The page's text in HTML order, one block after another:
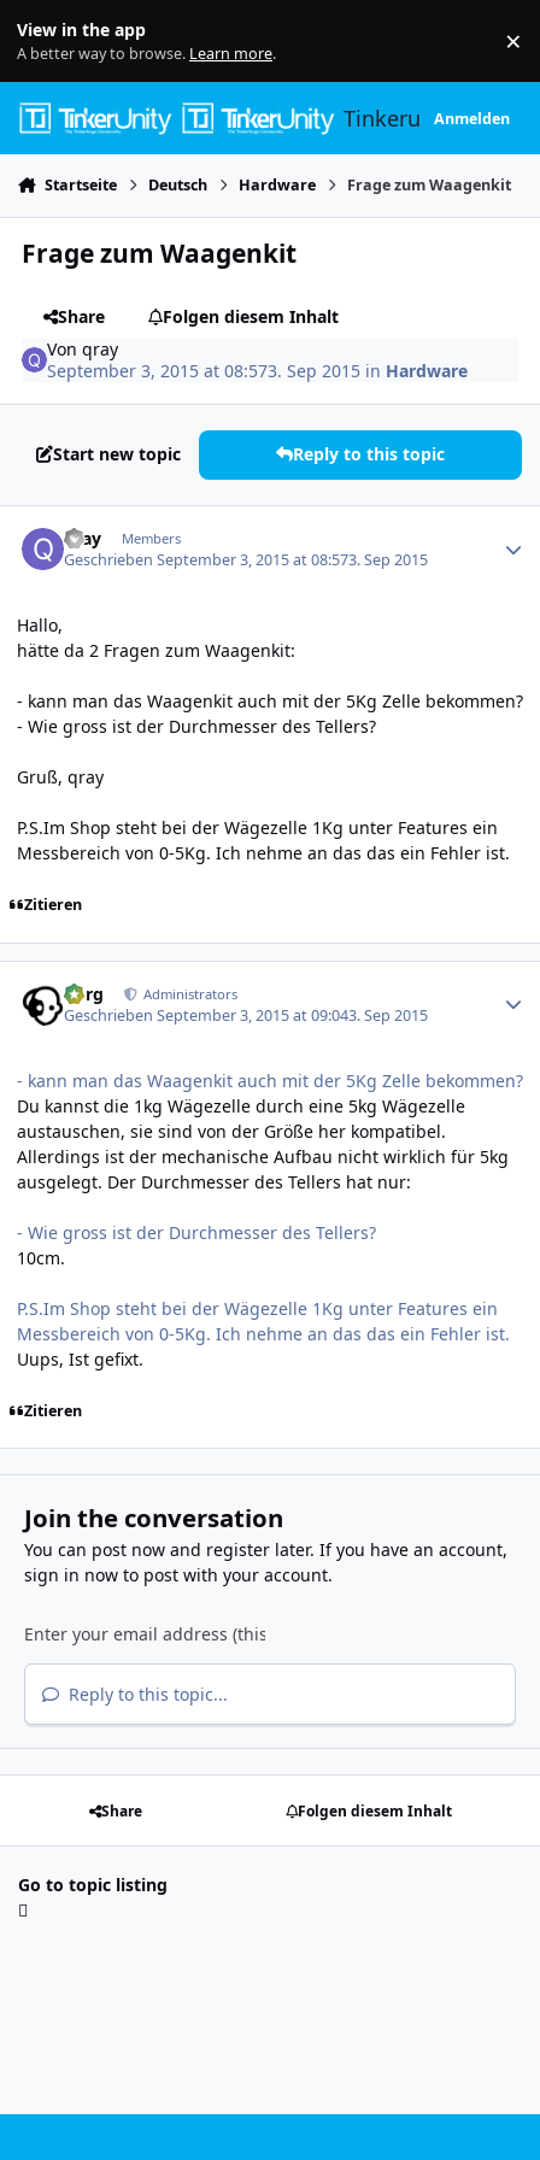
View in the app
A better way to browse. Learn more. ×
TinkerunityAnmelden
Startseite Deutsch Hardware Frage zum Waagenkit
Frage zum Waagenkit
Share
Folgen diesem Inhalt
Vonqray
September 3, 2015 at 08:573. Sep 2015 in Hardware
Start new topic Reply to this topic
qray Members
GeschriebenSeptember 3, 2015 at 08:573. Sep 2015
Hallo,
hätte da 2 Fragen zum Waagenkit:
- kann man das Waagenkit auch mit der 5Kg Zelle bekommen?
- Wie gross ist der Durchmesser des Tellers?
Gruß, qray
P.S.Im Shop steht bei der Wägezelle 1Kg unter Features ein
Messbereich von 0-5Kg. Ich nehme an das das ein Fehler ist.
Zitieren
borg Administrators
GeschriebenSeptember 3, 2015 at 09:043. Sep 2015
- kann man das Waagenkit auch mit der 5Kg Zelle bekommen?
Du kannst die 1kg Wägezelle durch eine 5kg Wägezelle
austauschen, sie sind von der Größe her kompatibel.
Allerdings ist der mechanische Aufbau nicht wirklich für 5kg
ausgelegt. Der Durchmesser des Tellers hat nur:
- Wie gross ist der Durchmesser des Tellers?
10cm.
P.S.Im Shop steht bei der Wägezelle 1Kg unter Features ein
Messbereich von 0-5Kg. Ich nehme an das das ein Fehler ist.
Uups, Ist gefixt.
Zitieren
Join the conversation
You can post now and register later. If you have an account,
sign in nowto post with your account.
Reply to this topic...
Share Folgen diesem Inhalt
Go to topic listing